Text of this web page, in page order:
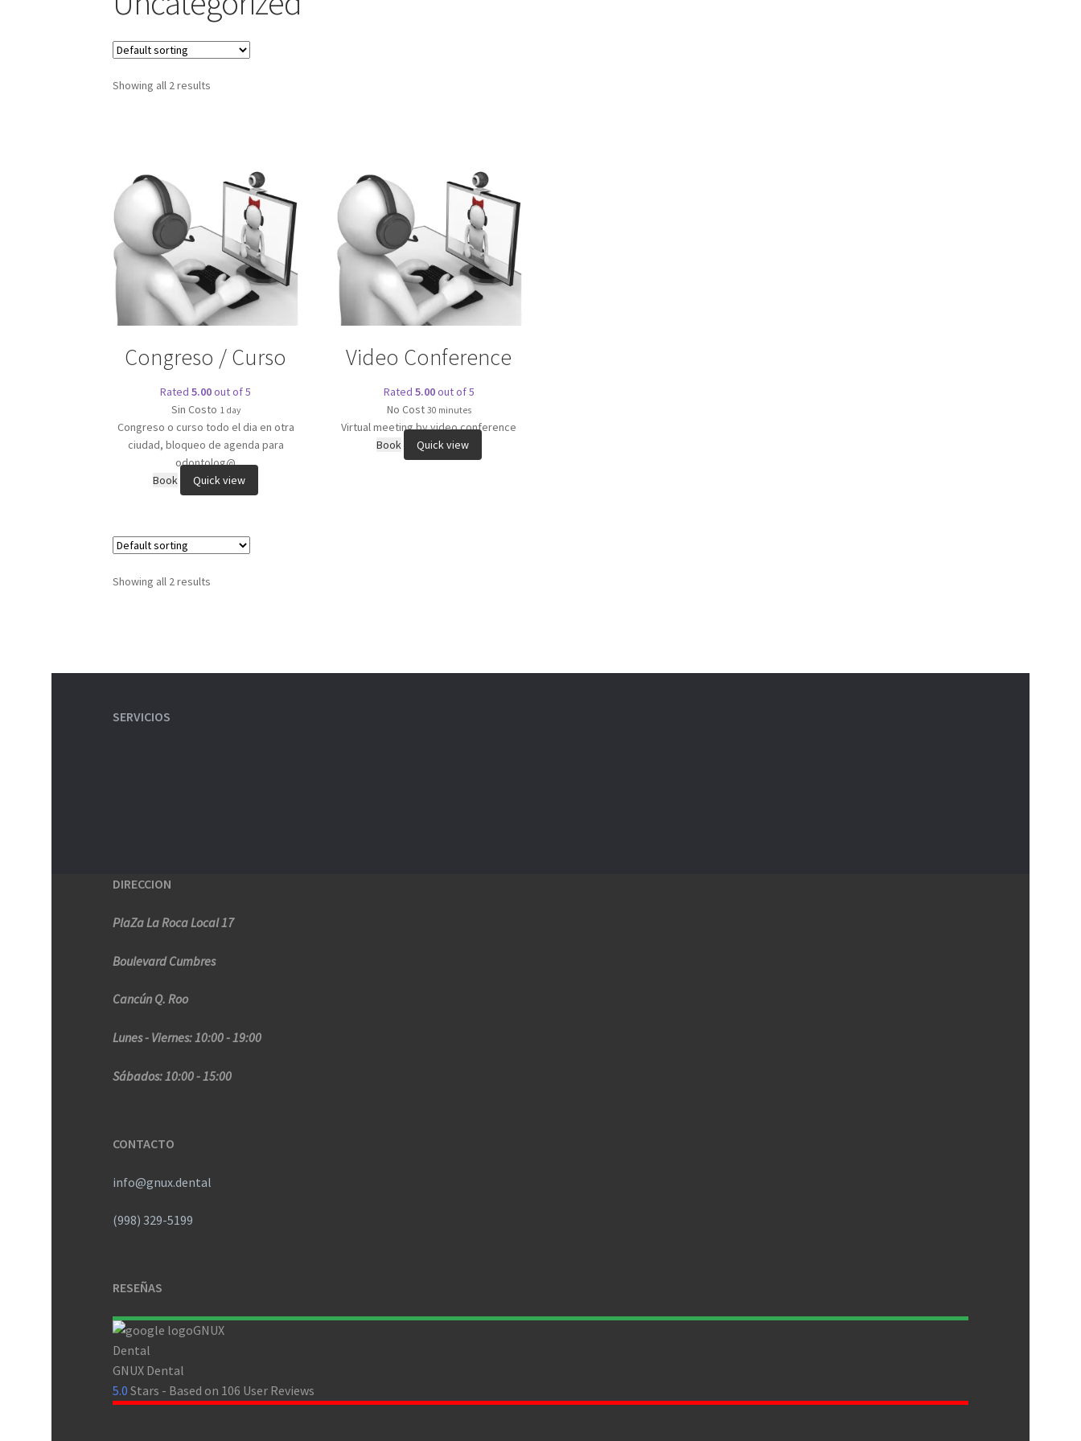
Showing all 2 results
Congreso / Curso
Rated5.00out of 5
Sin Costo 1 day
Congreso o curso todo el dia en otra
ciudad, bloqueo de agenda para
odontolog@
Book
Quick view
Video Conference
Rated 5.00out of 5
No Cost 30 minutes
Virtual meeting by video conference
Book
Quick view
Showing all 2 results
SERVICIOS
DIRECCION
PlaZa La Roca Local 17
Boulevard Cumbres
Cancún Q. Roo
Lunes - Viernes: 10:00 - 19:00
Sábados: 10:00 - 15:00
CONTACTO
info@gnux.dental
(998) 329-5199
RESEÑAS
GNUX Dental
5.0 Stars - Based on 106 User Reviews